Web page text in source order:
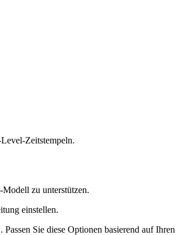
Zeitstempeln.
zu unterstützen.
einstellen.
Sie diese Optionen basierend auf Ihren